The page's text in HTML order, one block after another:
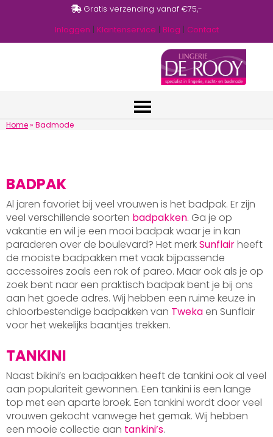
Gratis verzending vanaf €75,-
Inloggen | Klantenservice | Blog | Contact
Home» Badmode
BADPAK
Al jaren favoriet bij veel vrouwen is het badpak. Er zijn
veel verschillende soorten badpakken. Ga je op
vakantie en wil je een mooi badpak waar je in kan
paraderen over de boulevard? Het merkSunflairheeft
de mooiste badpakken met vaak bijpassende
accessoires zoals een rok of pareo. Maar ook als je op
zoek bent naar een praktisch badpak bent je bij ons
aan het goede adres. Wij hebben een ruime keuze in
chloorbestendige badpakken van Tweka en Sunflair
voor het wekelijks baantjes trekken.
TANKINI
Naast bikini’s en badpakken heeft de tankini ook al veel
aan populariteit gewonnen. Een tankini is een lange
top met een aparte broek. Een tankini wordt door veel
vrouwen gekocht vanwege het gemak. Wij hebben
een mooie collectie aan tankini’s.